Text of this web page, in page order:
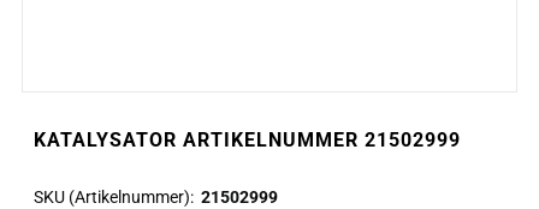
KATALYSATOR ARTIKELNUMMER 21502999
SKU (Artikelnummer) 21502999